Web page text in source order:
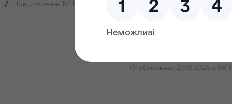
/ Повідомлення № 15/МВ
Повідомлення №
Опубліковано 27.03.2025 о